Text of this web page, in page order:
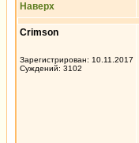
Наверх
Crimson
Зарегистрирован: 10.11.2017
Суждений: 3102